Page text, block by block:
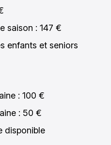
saison : 147 €
enfants et seniors
: 100 €
: 50 €
disponible